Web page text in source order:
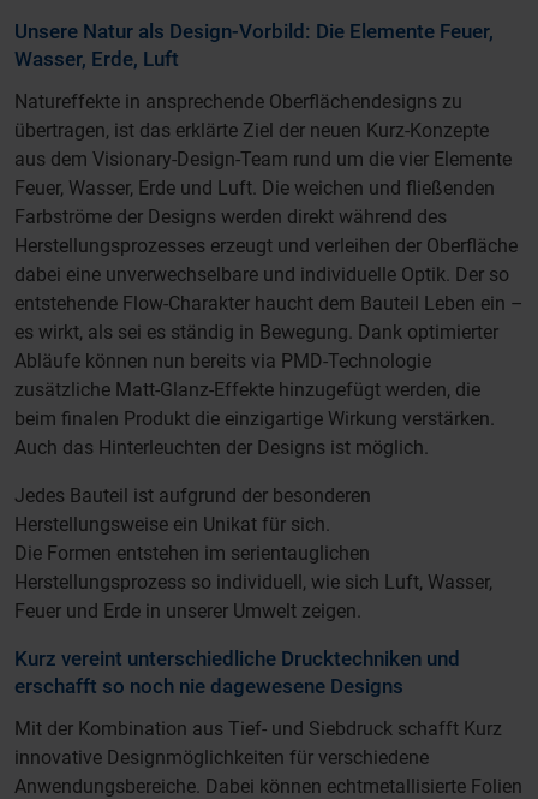
Unsere Natur als Design-Vorbild: Die Elemente Feuer,
Wasser, Erde, Luft
Natureffekte in ansprechende Oberflächendesigns zu
übertragen, ist das erklärte Ziel der neuen Kurz-Konzepte
aus dem Visionary-Design-Team rund um die vier Elemente
Feuer, Wasser, Erde und Luft. Die weichen und fließenden
Farbströme der Designs werden direkt während des
Herstellungsprozesses erzeugt und verleihen der Oberfläche
dabei eine unverwechselbare und individuelle Optik. Der so
entstehende Flow-Charakter haucht dem Bauteil Leben ein –
es wirkt, als sei es ständig in Bewegung. Dank optimierter
Abläufe können nun bereits via PMD-Technologie
zusätzliche Matt-Glanz-Effekte hinzugefügt werden, die
beim finalen Produkt die einzigartige Wirkung verstärken.
Auch das Hinterleuchten der Designs ist möglich.
Jedes Bauteil ist aufgrund der besonderen
Herstellungsweise ein Unikat für sich.
Die Formen entstehen im serientauglichen
Herstellungsprozess so individuell, wie sich Luft, Wasser,
Feuer und Erde in unserer Umwelt zeigen.
Kurz vereint unterschiedliche Drucktechniken und
erschafft so noch nie dagewesene Designs
Mit der Kombination aus Tief- und Siebdruck schafft Kurz
innovative Designmöglichkeiten für verschiedene
Anwendungsbereiche. Dabei können echtmetallisierte Folien